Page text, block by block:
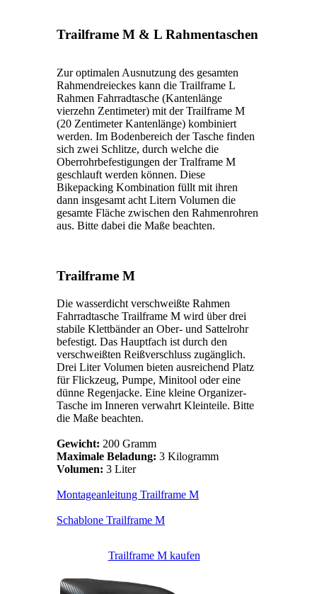
Trailframe M & L Rahmentaschen
Zur optimalen Ausnutzung des gesamten
Rahmendreieckes kann die Trailframe L
Rahmen Fahrradtasche (Kantenlänge
vierzehn Zentimeter) mit der Trailframe M
(20 Zentimeter Kantenlänge) kombiniert
werden. Im Bodenbereich der Tasche finden
sich zwei Schlitze, durch welche die
Oberrohrbefestigungen der Tralframe M
geschlauft werden können. Diese
Bikepacking Kombination füllt mit ihren
dann insgesamt acht Litern Volumen die
gesamte Fläche zwischen den Rahmenrohren
aus. Bitte dabei die Maße beachten.
Trailframe M
Die wasserdicht verschweißte Rahmen
Fahrradtasche Trailframe M wird über drei
stabile Klettbänder an Ober- und Sattelrohr
befestigt. Das Hauptfach ist durch den
verschweißten Reißverschluss zugänglich.
Drei Liter Volumen bieten ausreichend Platz
für Flickzeug, Pumpe, Minitool oder eine
dünne Regenjacke. Eine kleine Organizer-
Tasche im Inneren verwahrt Kleinteile. Bitte
die Maße beachten.
Gewicht: 200 Gramm
Maximale Beladung: 3 Kilogramm
Volumen: 3 Liter
Montageanleitung Trailframe M
Schablone Trailframe M
Trailframe M kaufen